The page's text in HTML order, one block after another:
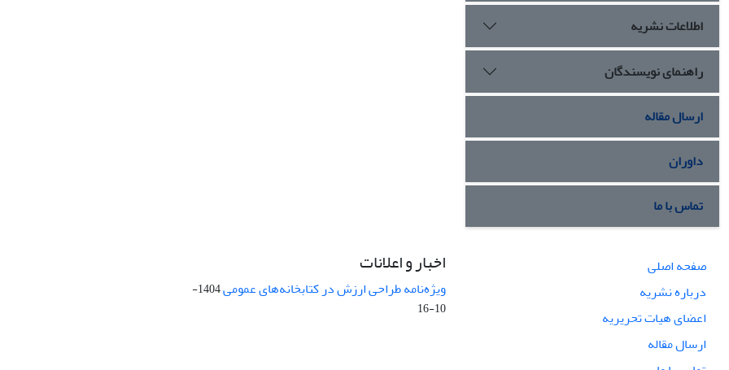
اطلاعات نشریه
راهنمای نویسندگان
ارسال مقاله
داوران
تماس با ما
صفحه اصلی
درباره نشریه
اعضای هیات تحریریه
ارسال مقاله
اخبار و اعلانات
ویژه‌نامه طراحی ارزش در کتابخانه‌های عمومی
1404-
10-16